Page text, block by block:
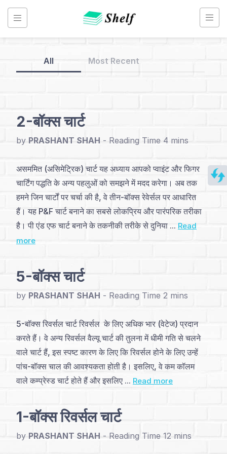
Skip
content
Point
Figure
Chart
-
Hindi
और
निर्माण
मूलभूत
पैटर्न्स
(2)
पैटर्न्स
(11)
All Most Recent
2-बॉक्स चार्ट
by PRASHANT SHAH -
असममित (असिमेट्रिक) चार्ट यह अध्याय आपको प्वाइंट और फिगर
चार्टिंग पद्धति के अन्य पहलुओं को समझने में मदद करेगा। अब तक
हमने जिन चार्टों पर चर्चा की है, वे तीन-बॉक्स रेवेर्सल पर आधारित
हैं। यह P&F चार्ट बनाने का सबसे लोकप्रिय और पारंपरिक तरीका
है। पी एंड एफ चार्ट बनाने के तकनीकी तरीके से दुनिया ... Read
more
5-बॉक्स चार्ट
by PRASHANT SHAH -
5-बॉक्स रिवर्सल चार्ट रिवर्सल के लिए अधिक भार (वेटेज) प्रदान
करते हैं। वे अन्य रिवर्सल वैल्यू चार्ट की तुलना में धीमी गति से चलने
वाले चार्ट हैं, इस स्पष्ट कारण के लिए कि रिवर्सल होने के लिए उन्हें
पांच-बॉक्स चाल की आवश्यकता होती है। इसलिए, वे कम कॉलम
वाले कम्प्रेस्ड चार्ट होते हैं और इसलिए ... Read more
1-बॉक्स रिवर्सल चार्ट
by PRASHANT SHAH -